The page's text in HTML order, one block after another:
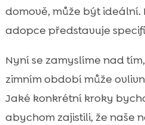
Zimní adopce kočky:
Zdravotní péče o
 Důležitost tepla a
 Úloha hygiena a

Společnost a
kočku
domově, může být ideální.
adopce představuje
Nyní se zamyslíme nad
zimním období může
Jaké konkrétní kroky
abychom zajistili, že naše